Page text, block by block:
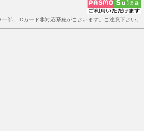
部、ICカード非対応系統がございます。ご注意下さい。